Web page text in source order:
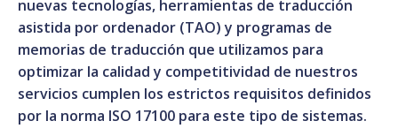
nuevas tecnologías, herramientas de traducción
asistida por ordenador (TAO) y programas de
memorias de traducción que utilizamos para
optimizar la calidad y competitividad de nuestros
servicios cumplen los estrictos requisitos definidos
por la norma ISO 17100 para este tipo de sistemas.